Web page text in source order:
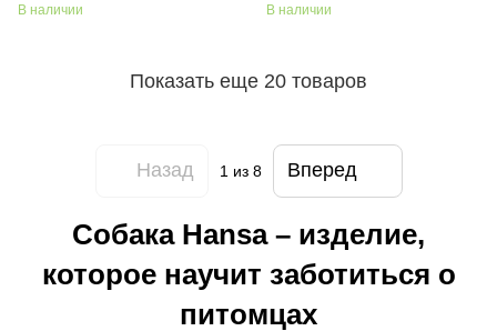
В наличии В наличии
Показать еще 20 товаров
Назад 1 из 8 Вперед
Собака Hansa – изделие,
которое научит заботиться о
питомцах